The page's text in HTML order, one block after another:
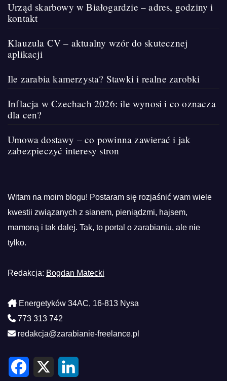
Urząd skarbowy w Białogardzie – adres, godziny i
kontakt
Klauzula CV – aktualny wzór do skutecznej
aplikacji
Ile zarabia kamerzysta? Stawki i realne zarobki
Inflacja w Czechach 2026: ile wynosi i co oznacza
dla cen?
Umowa dostawy – co powinna zawierać i jak
zabezpieczyć interesy stron
Witam na moim blogu! Postaram się rozjaśnić wam wiele
kwestii związanych z sianem, pieniądzmi, hajsem,
mamoną i tak dalej. Tak, to portal o zarabianiu, ale nie
tylko.
Redakcja: Bogdan Matecki
Energetyków 34AC, 16-813 Nysa
773 313 742
redakcja@zarabianie-freelance.pl
F
X